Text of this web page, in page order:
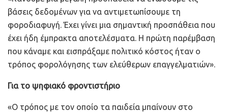
βάσεις δεδομένων για να αντιμετωπίσουμε τη
φοροδιαφυγή. Έχει γίνει μια σημαντική προσπάθεια που
έχει ήδη έμπρακτα αποτελέσματα. Η πρώτη παρέμβαση
που κάναμε και εισπράξαμε πολιτικό κόστος ήταν ο
τρόπος φορολόγησης των ελεύθερων επαγγελματιών».
Για το ψηφιακό φροντιστήριο
«Ο τρόπος με τον οποίο τα παιδεία μπαίνουν στο